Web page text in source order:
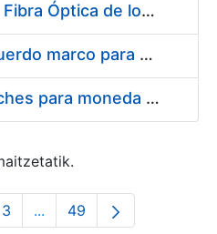
Conexión mediante Fibra Óptica de los Centros de Proceso de Datos (CPDs) de las sedes de la FNMT-RCM de Burgos y Madrid
Contratación de acuerdo marco para el Suministro de Material de Electricidad para la Fábrica Nacional de Moneda y Timbre-Real Casa de la Moneda en su centro de trabajo de Burgos
Suministro de estuches para moneda de 30 €
Orrialdea
3 ...Intermediate Pages Use
Orrialdea
49